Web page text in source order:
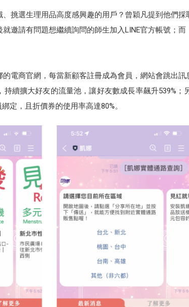
挑選生理用品高度感興趣的用戶？曾穎凡提到他們
邀請有問題想繼續詢問的師生加入LINE官方帳號；
電商官網，每當新顧客註冊成為會員，網站會跳出
續擴大好友的流量池，讓好友數成長率飆升539%
定，且折價券的使用率高達80%。